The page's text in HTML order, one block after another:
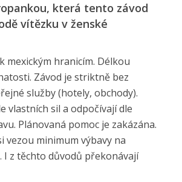
která tento závod
vítězku v ženské
mexickým hranicím. Délkou
Závod je striktně bez
služby (hotely, obchody).
vlastních sil a odpočívají dle
Plánovaná pomoc je zakázána.
vezou minimum výbavy na
z těchto důvodů překonávají